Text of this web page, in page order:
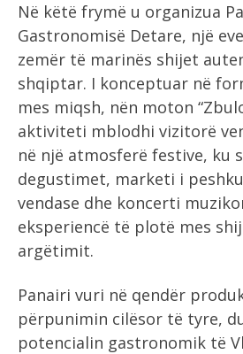
Në këtë frymë u organizua
Gastronomisë Detare, një
zemër të marinës shijet
shqiptar. I konceptuar në
mes miqsh, nën moton
aktiviteti mblodhi vizitorë
në një atmosferë festive, ku
degustimet, marketi i
vendase dhe koncerti
eksperiencë të plotë mes
argëtimit.
Panairi vuri në qendër
përpunimin cilësor të tyre,
potencialin gastronomik të